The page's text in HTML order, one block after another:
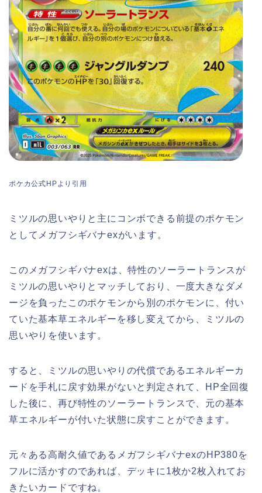
ポケカ公式HPより引用
ミツルの思いやりと主にコンボできる前提のポケモン
としてメガフシギバナexがいます。
このメガフシギバナexは、特性のソーラートランスが
ミツルの思いやりとマッチしており、一度大きなダメ
ージを負ったこのポケモンから別のポケモンに、付い
ていた基本草エネルギーを移し変えてから、ミツルの
思いやりを使います。
すると、ミツルの思いやりの代償であるエネルギーカ
ードを手札に戻す効果がないと判定されて、HP全回復
した後に、再び特性のソーラートランスで、元の基本
草エネルギーが付いた状態に戻すことができます。
元々ある高耐久値であるメガフシギバナexのHP380を
フルに活かすのであれば、デッキに1枚か2枚入れてお
きたいカードですね。